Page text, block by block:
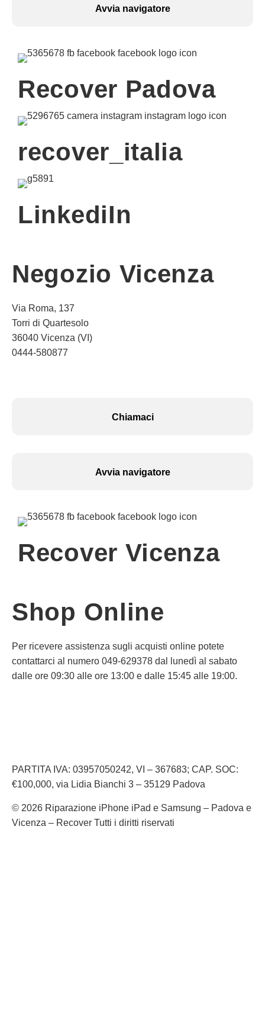
Avvia navigatore
Recover Padova
recover_italia
LinkediIn
Negozio Vicenza
Via Roma, 137
Torri di Quartesolo
36040 Vicenza (VI)
0444-580877
Chiamaci
Avvia navigatore
Recover Vicenza
Shop Online
Per ricevere assistenza sugli acquisti online potete
contattarci al numero 049-629378 dal lunedì al sabato
dalle ore 09:30 alle ore 13:00 e dalle 15:45 alle 19:00.
PARTITA IVA: 03957050242, VI – 367683; CAP. SOC:
€100,000, via Lidia Bianchi 3 – 35129 Padova
© 2026 Riparazione iPhone iPad e Samsung – Padova e
Vicenza – Recover Tutti i diritti riservati